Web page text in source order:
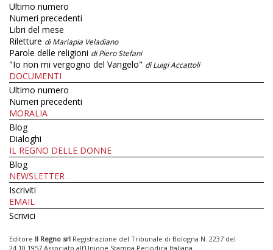
Ultimo numero
Numeri precedenti
Libri del mese
Riletture di Mariapia Veladiano
Parole delle religioni di Piero Stefani
"Io non mi vergogno del Vangelo" di Luigi Accattoli
DOCUMENTI
Ultimo numero
Numeri precedenti
MORALIA
Blog
Dialoghi
IL REGNO DELLE DONNE
Blog
NEWSLETTER
Iscriviti
EMAIL
Scrivici
Editore Il Regno srl Registrazione del Tribunale di Bologna N. 2237 del
24.10.1957 Associato all’Unione Stampa Periodica Italiana